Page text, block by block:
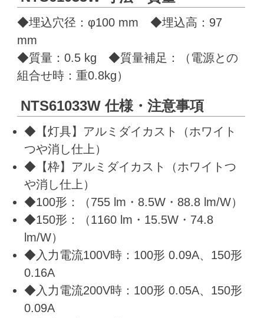
◆埋込穴径：φ100 mm ◆埋込高：97
mm
◆質量：0.5 kg ◆質量補足：（電源との
組合せ時：重0.8kg）
NTS61033W 仕様・注意事項
◆【灯具】アルミダイカスト（ホワイト
つや消し仕上）
◆【枠】アルミダイカスト（ホワイトつ
や消し仕上）
◆100形：（755 lm・8.5W・88.8 lm/W）
◆150形：（1160 lm・15.5W・74.8
lm/W）
◆入力電流100V時：100形 0.09A、150形
0.16A
◆入力電流200V時：100形 0.05A、150形
0.09A